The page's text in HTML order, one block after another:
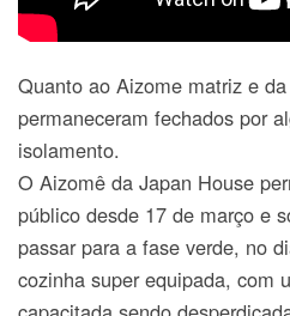
Quanto ao Aizome matriz e
permaneceram fechados por
isolamento.
O Aizomê da Japan House
público desde 17 de março e
passar para a fase verde, no
cozinha super equipada, com